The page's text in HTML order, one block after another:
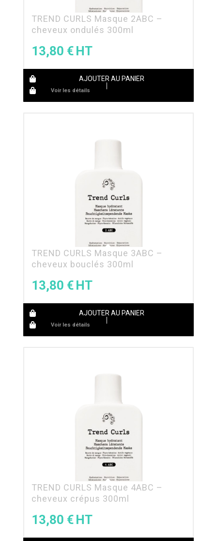
TREND CURLS Masque 2ABC –
cheveux ondulés 300ml
13,80 €
AJOUTER AU PANIER
Voir les détails
TREND CURLS Masque 3ABC –
cheveux bouclés 300ml
13,80 €
AJOUTER AU PANIER
Voir les détails
TREND CURLS Masque 4ABC –
cheveux crépus 300ml
13,80 €